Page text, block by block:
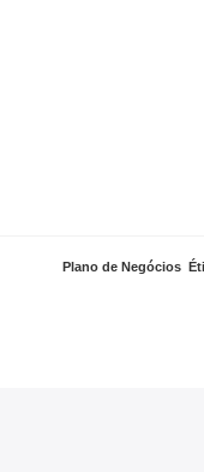
Plano de Negócios ,